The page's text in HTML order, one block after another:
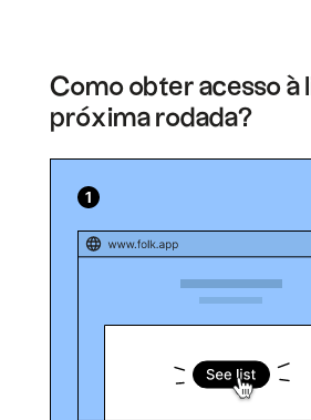
Como obter acesso à
próxima rodada?